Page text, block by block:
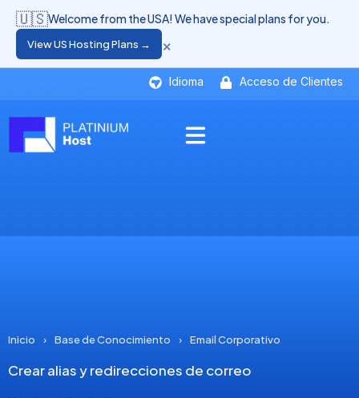
Idioma Acceso de Clientes
🇺🇸Welcome from the USA! We have special plans for you.
View US Hosting Plans → ×
Inicio › Base de Conocimiento › Email Corporativo
Crear alias y redirecciones de correo